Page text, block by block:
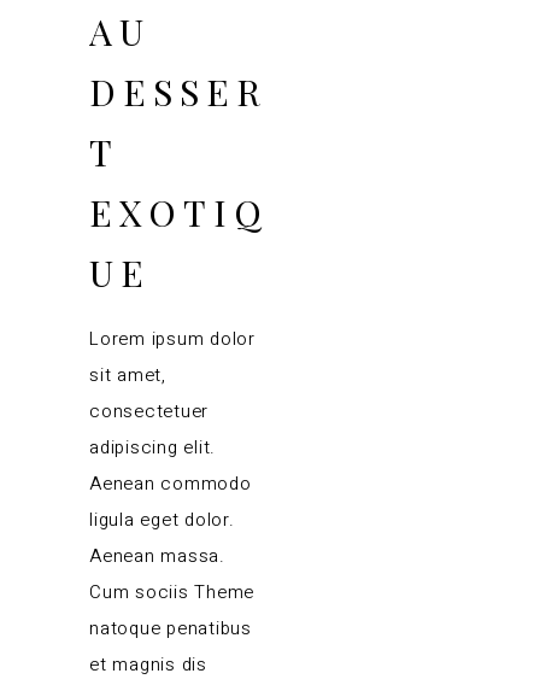
AU
DESSER
T
EXOTIQ
UE
Lorem ipsum dolor
sit amet,
consectetuer
adipiscing elit.
Aenean commodo
ligula eget dolor.
Aenean massa.
Cum sociis Theme
natoque penatibus
et magnis dis